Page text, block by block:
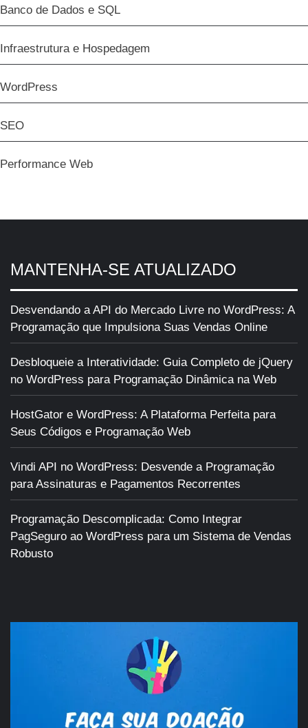
Banco de Dados e SQL
Infraestrutura e Hospedagem
WordPress
SEO
Performance Web
MANTENHA-SE ATUALIZADO
Desvendando a API do Mercado Livre no WordPress: A
Programação que Impulsiona Suas Vendas Online
Desbloqueie a Interatividade: Guia Completo de jQuery
no WordPress para Programação Dinâmica na Web
HostGator e WordPress: A Plataforma Perfeita para
Seus Códigos e Programação Web
Vindi API no WordPress: Desvende a Programação
para Assinaturas e Pagamentos Recorrentes
Programação Descomplicada: Como Integrar
PagSeguro ao WordPress para um Sistema de Vendas
Robusto